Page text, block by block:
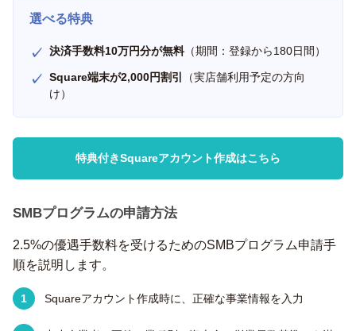
選べる特典
決済手数料10万円分が無料（期間：登録から180日間）
Square端末が2,000円割引
（実店舗利用予定の方向
け）
特典付きSquareアカウント作成はこちら
SMBプログラムの申請方法
2.5%の優遇手数料を受けるためのSMBプログラム申請手
順を説明します。
Squareアカウント作成時に、正確な事業情報を入力